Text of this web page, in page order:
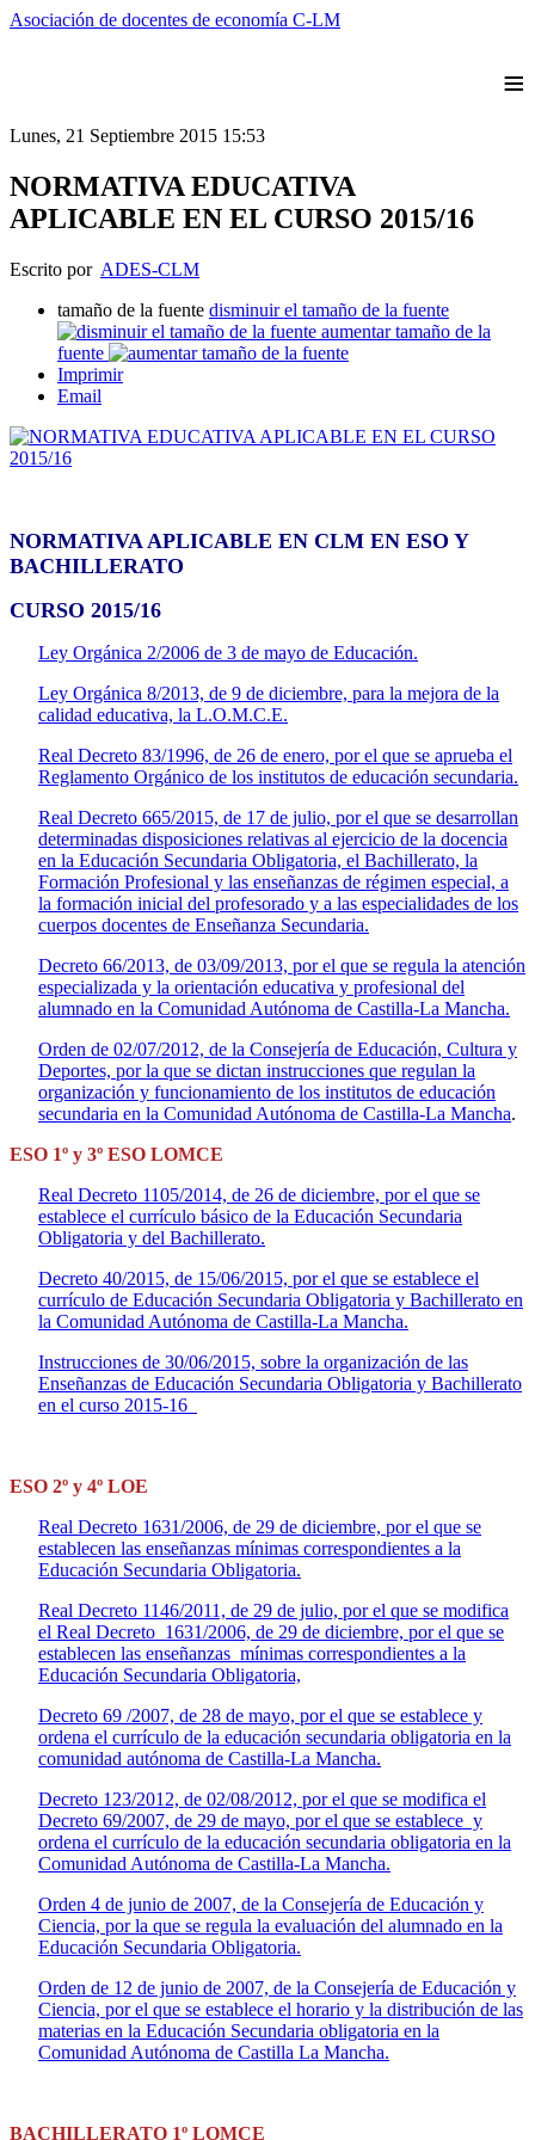
Asociación de docentes de economía C-LM
≡
Lunes, 21 Septiembre 2015 15:53
NORMATIVA EDUCATIVA
APLICABLE EN EL CURSO 2015/16
Escrito por ADES-CLM
tamaño de la fuente disminuir el tamaño de la fuente
aumentar tamaño de la
fuente
Imprimir
Email
NORMATIVA APLICABLE EN CLM EN ESO Y
BACHILLERATO
CURSO 2015/16
Ley Orgánica 2/2006 de 3 de mayo de Educación.
Ley Orgánica 8/2013, de 9 de diciembre, para la mejora de la
calidad educativa, la L.O.M.C.E.
Real Decreto 83/1996, de 26 de enero, por el que se aprueba el
Reglamento Orgánico de los institutos de educación secundaria.
Real Decreto 665/2015, de 17 de julio, por el que se desarrollan
determinadas disposiciones relativas al ejercicio de la docencia
en la Educación Secundaria Obligatoria, el Bachillerato, la
Formación Profesional y las enseñanzas de régimen especial, a
la formación inicial del profesorado y a las especialidades de los
cuerpos docentes de Enseñanza Secundaria.
Decreto 66/2013, de 03/09/2013, por el que se regula la atención
especializada y la orientación educativa y profesional del
alumnado en la Comunidad Autónoma de Castilla-La Mancha.
Orden de 02/07/2012, de la Consejería de Educación, Cultura y
Deportes, por la que se dictan instrucciones que regulan la
organización y funcionamiento de los institutos de educación
secundaria en la Comunidad Autónoma de Castilla-La Mancha.
ESO 1º y 3º ESO LOMCE
Real Decreto 1105/2014, de 26 de diciembre, por el que se
establece el currículo básico de la Educación Secundaria
Obligatoria y del Bachillerato.
Decreto 40/2015, de 15/06/2015, por el que se establece el
currículo de Educación Secundaria Obligatoria y Bachillerato en
la Comunidad Autónoma de Castilla-La Mancha.
Instrucciones de 30/06/2015, sobre la organización de las
Enseñanzas de Educación Secundaria Obligatoria y Bachillerato
en el curso 2015-16
ESO 2º y 4º LOE
Real Decreto 1631/2006, de 29 de diciembre, por el que se
establecen las enseñanzas mínimas correspondientes a la
Educación Secundaria Obligatoria.
Real Decreto 1146/2011, de 29 de julio, por el que se modifica
el Real Decreto 1631/2006, de 29 de diciembre, por el que se
establecen las enseñanzas mínimas correspondientes a la
Educación Secundaria Obligatoria,
Decreto 69 /2007, de 28 de mayo, por el que se establece y
ordena el currículo de la educación secundaria obligatoria en la
comunidad autónoma de Castilla-La Mancha.
Decreto 123/2012, de 02/08/2012, por el que se modifica el
Decreto 69/2007, de 29 de mayo, por el que se establece y
ordena el currículo de la educación secundaria obligatoria en la
Comunidad Autónoma de Castilla-La Mancha.
Orden 4 de junio de 2007, de la Consejería de Educación y
Ciencia, por la que se regula la evaluación del alumnado en la
Educación Secundaria Obligatoria.
Orden de 12 de junio de 2007, de la Consejería de Educación y
Ciencia, por el que se establece el horario y la distribución de las
materias en la Educación Secundaria obligatoria en la
Comunidad Autónoma de Castilla La Mancha.
BACHILLERATO 1º LOMCE